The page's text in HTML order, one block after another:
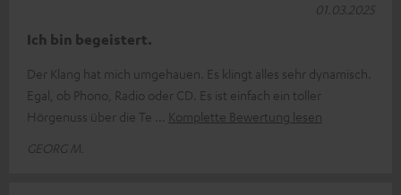
Ich bin begeistert.
Der Klang hat mich umgehauen. Es klingt alles sehr dynamisch.
Egal, ob Phono, Radio oder CD. Es ist einfach ein toller
Hörgenuss über die Te
Komplette Bewertung lesen
GEORG M.
01.03.2025